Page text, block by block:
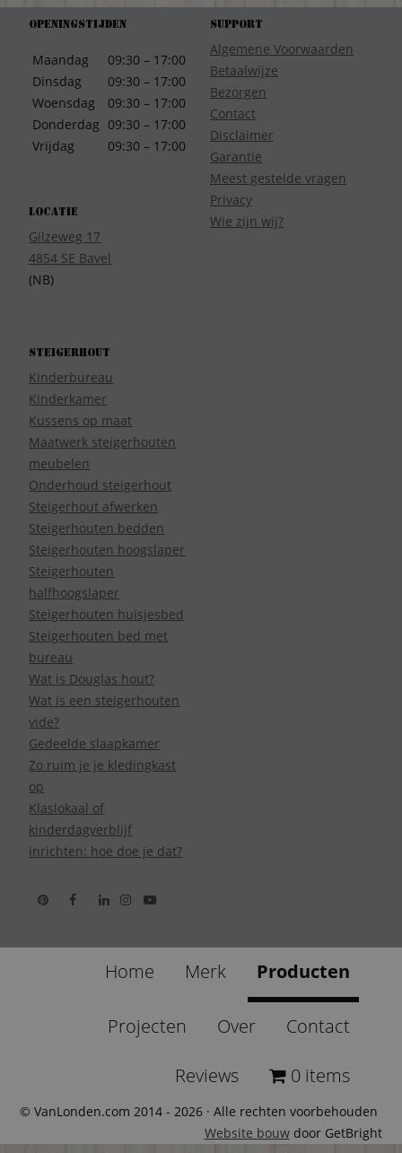
Openingstijden
Maandag
Dinsdag
Woensdag
Donderdag
Vrijdag
09:30 – 17:00
09:30 – 17:00
09:30 – 17:00
09:30 – 17:00
09:30 – 17:00
Locatie
Gilzeweg 17
4854 SE Bavel
(NB)
Support
Algemene Voorwaarden
Betaalwijze
Bezorgen
Contact
Disclaimer
Garantie
Meest gestelde vragen
Privacy
Wie zijn wij?
Steigerhout
Kinderbureau
Kinderkamer
Kussens op maat
Maatwerk steigerhouten
meubelen
Onderhoud steigerhout
Steigerhout afwerken
Steigerhouten bedden
Steigerhouten hoogslaper
Steigerhouten
halfhoogslaper
Steigerhouten huisjesbed
Steigerhouten bed met
bureau
Wat is Douglas hout?
Wat is een steigerhouten
vide?
Gedeelde slaapkamer
Zo ruim je je kledingkast
op
Klaslokaal of
kinderdagverblijf
inrichten: hoe doe je dat?
Home Merk Producten
Projecten Over Contact
Reviews 0 items
© VanLonden.com 2014 - 2026 · Alle rechten voorbehouden
Website bouwdoor GetBright